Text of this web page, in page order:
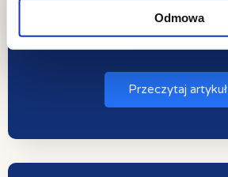
Odmowa
Przeczytaj artykuł